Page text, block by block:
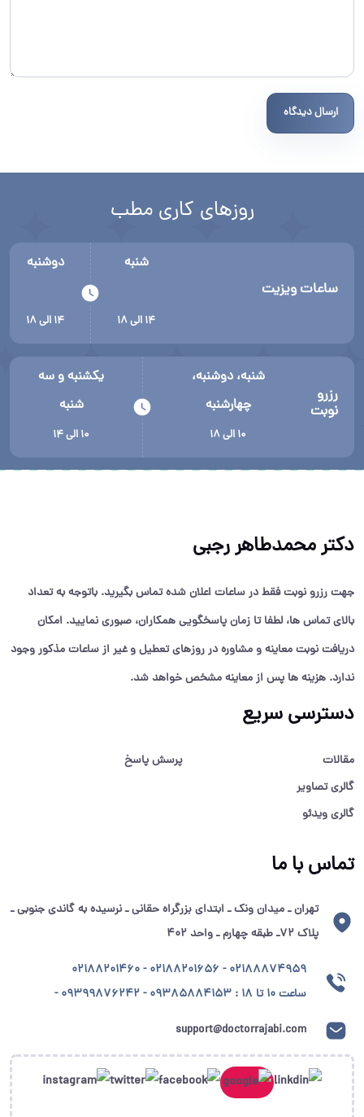
ارسال دیدگاه
روزهای کاری مطب
ساعات ویزیت
شنبه
۱۴ الی ۱۸
دوشنبه
۱۴ الی ۱۸
رزرو
نوبت
شنبه، دوشنبه،
چهارشنبه
۱۰ الی ۱۸
یکشنبه و سه
شنبه
۱۰ الی ۱۴
دکتر محمدطاهر رجبی
جهت رزرو نوبت فقط در ساعات اعلان شده تماس بگیرید. باتوجه به تعداد
بالای تماس ها، لطفا تا زمان پاسخگویی همکاران، صبوری نمایید. امکان
دریافت نوبت معاینه و مشاوره در روزهای تعطیل و غیر از ساعات مذکور وجود
ندارد. هزینه ها پس از معاینه مشخص خواهد شد.
دسترسی سریع
مقالات
گالری تصاویر
گالری ویدئو
پرسش پاسخ
تماس با ما
تهران ـ میدان ونک ـ ابتدای بزرگراه حقانی ـ نرسیده به گاندی جنوبی ـ
پلاک ۷۲ـ طبقه چهارم ـ واحد ۴۰۲
02188874959 - 02188201656 - 02188201460
ساعت ۱۰ تا ۱۸ : 09385884153 - 09399876242 -
support@doctorrajabi.com